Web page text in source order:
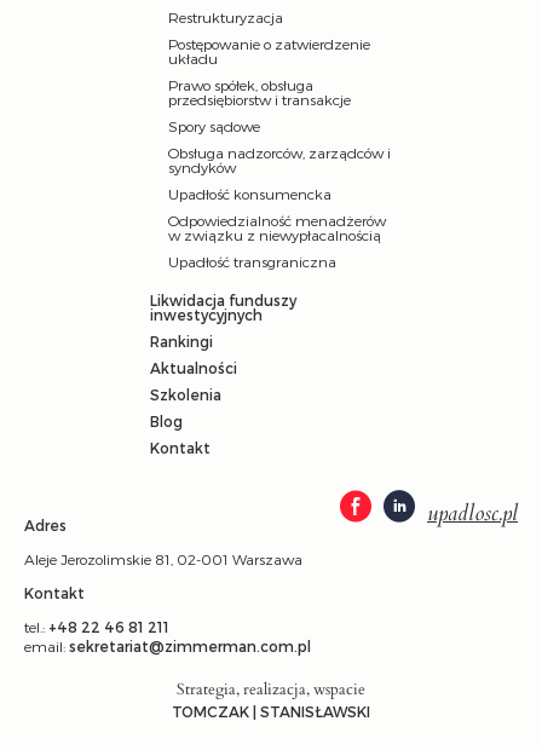
Restrukturyzacja
Postępowanie o zatwierdzenie
układu
Prawo spółek, obsługa
przedsiębiorstw i transakcje
Spory sądowe
Obsługa nadzorców, zarządców i
syndyków
Upadłość konsumencka
Odpowiedzialność menadżerów
w związku z niewypłacalnością
Upadłość transgraniczna
Likwidacja funduszy
inwestycyjnych
Rankingi
Aktualności
Szkolenia
Blog
Kontakt
upadlosc.pl
Adres
Aleje Jerozolimskie 81, 02-001 Warszawa
Kontakt
tel.: +48 22 46 81 211
email: sekretariat@zimmerman.com.pl
Strategia, realizacja, wspacie
TOMCZAK | STANISŁAWSKI